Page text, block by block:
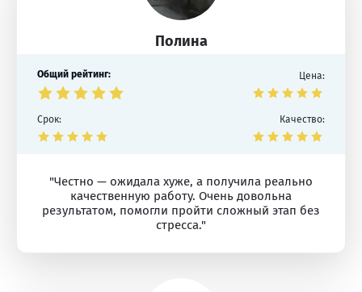
Полина
Общий рейтинг: Цена:
Срок: Качество:
"Честно — ожидала хуже, а получила реально
качественную работу. Очень довольна
результатом, помогли пройти сложный этап без
стресса."